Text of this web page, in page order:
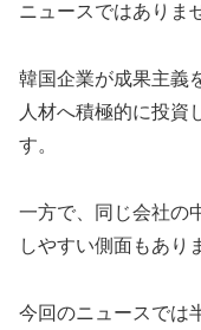
ニュースではありま
韓国企業が成果主義
人材へ積極的に投資
す。
一方で、同じ会社の
しやすい側面もあり
今回のニュースでは